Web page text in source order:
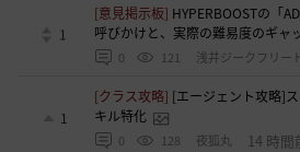
1
[意見掲示板] HYPERBOOSTの「
呼びかけと、実際の難易度のギャ
0 121 浅井ジークフリー
1
[クラス攻略] [エージェント攻略]
キル特化
0 128 夜狐丸 14 時間